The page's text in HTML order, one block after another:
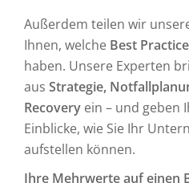
Außerdem teilen wir
Ihnen, welche Best
haben. Unsere Experten
aus Strategie,
Recovery ein – und geben
Einblicke, wie Sie Ihr
aufstellen können.
Ihre Mehrwerte auf einen